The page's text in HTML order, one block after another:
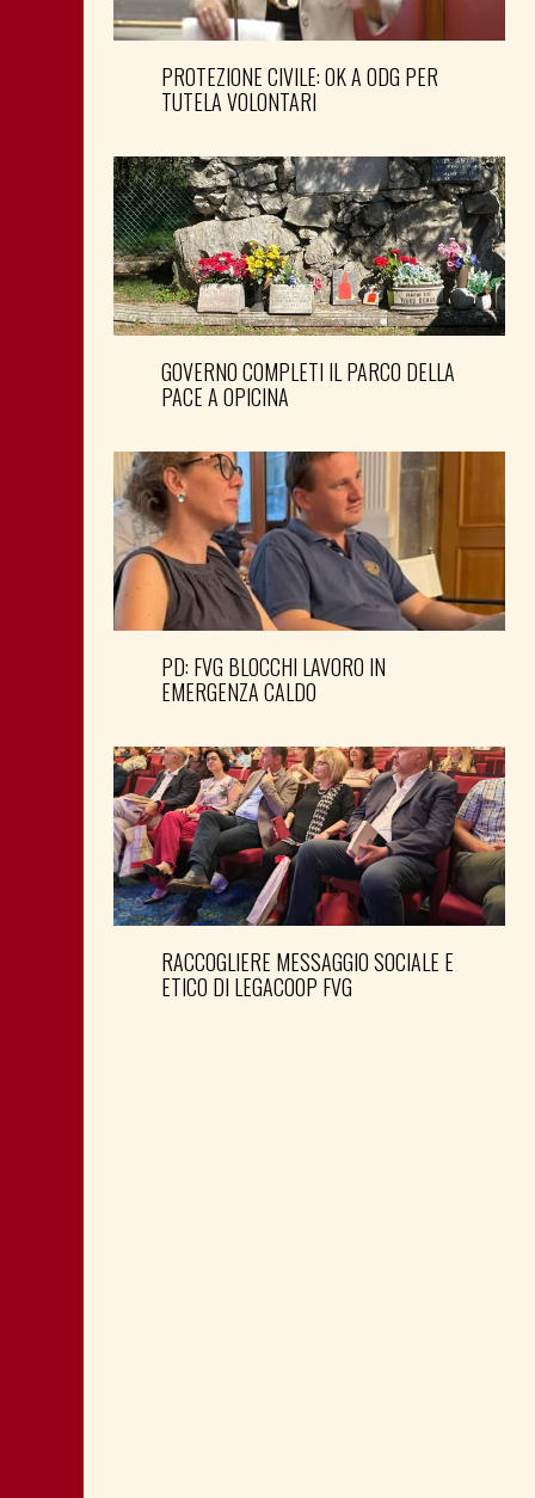
PROTEZIONE CIVILE: OK A ODG PER
TUTELA VOLONTARI
GOVERNO COMPLETI IL PARCO DELLA
PACE A OPICINA
PD: FVG BLOCCHI LAVORO IN
EMERGENZA CALDO
RACCOGLIERE MESSAGGIO SOCIALE E
ETICO DI LEGACOOP FVG